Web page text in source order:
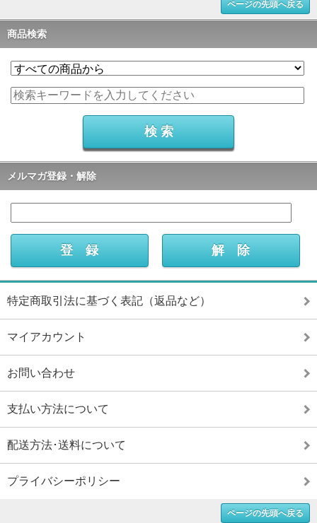
ページの先頭へ戻る
商品検索
メルマガ登録・解除
特定商取引法に基づく表記（返品など）
マイアカウント
お問い合わせ
支払い方法について
配送方法･送料について
プライバシーポリシー
ページの先頭へ戻る